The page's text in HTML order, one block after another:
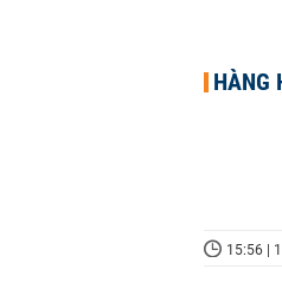
HÀNG
15:56 |